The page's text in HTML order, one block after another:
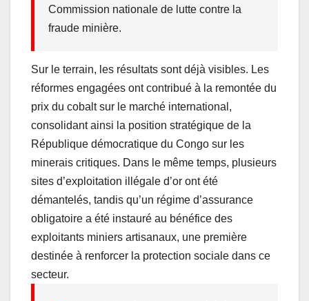
Commission nationale de lutte contre la
fraude minière.
Sur le terrain, les résultats sont déjà visibles. Les
réformes engagées ont contribué à la remontée du
prix du cobalt sur le marché international,
consolidant ainsi la position stratégique de la
République démocratique du Congo sur les
minerais critiques. Dans le même temps, plusieurs
sites d’exploitation illégale d’or ont été
démantelés, tandis qu’un régime d’assurance
obligatoire a été instauré au bénéfice des
exploitants miniers artisanaux, une première
destinée à renforcer la protection sociale dans ce
secteur.